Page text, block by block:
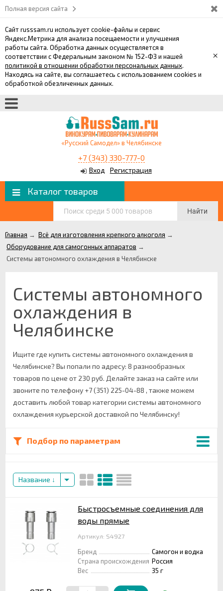
Полная версия сайта
Сайт russsam.ru использует cookie-файлы и сервис
Яндекс.Метрика для анализа посещаемости и улучшения
работы сайта. Обработка данных осуществляется в
соответствии с Федеральным законом № 152-ФЗ и нашей
политикой в отношении обработки персональных данных.
Находясь на сайте, вы соглашаетесь с использованием cookies и
обработкой обезличенных данных.
×
«Русский Самодел» в Челябинске
+7 (343) 330-777-0
Вход Регистрация
Каталог товаров
Найти
Главная → Всё для изготовления крепкого алкоголя →
Оборудование для самогонных аппаратов →
Системы автономного охлаждения в Челябинске
Системы автономного
охлаждения в
Челябинске
Ищите где купить системы автономного охлаждения в
Челябинске? Вы попали по адресу: 8 разнообразных
товаров по цене от 230 руб. Делайте заказ на сайте или
звоните по телефону +7 (351) 225-04-88 , также можем
доставить любой товар категории системы автономного
охлаждения курьерской доставкой по Челябинску!
Подбор по параметрам
Название
Быстросъемные соединения для
воды прямые
Артикул: S4927
Бренд
Самогон и водка
Страна происхождения Россия
Вес
35 г